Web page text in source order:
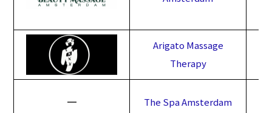
Arigato Massage
Therapy
━ The Spa Amsterdam